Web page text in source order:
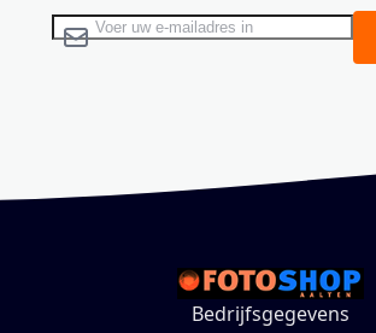
Abonneer u op onze nieuwsbrief
Bedrijfsgegevens